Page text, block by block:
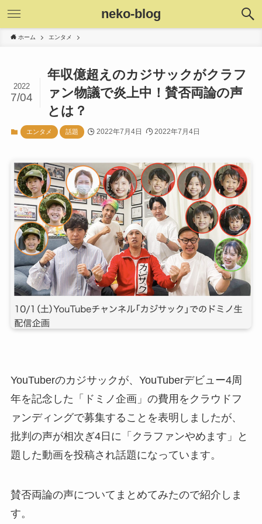
neko-blog
ホーム エンタメ
年収億超えのカジサックがクラフ
ァン物議で炎上中！賛否両論の声
とは？
2022
7/04
エンタメ 話題 2022年7月4日 2022年7月4日
YouTuberのカジサックが、YouTuberデビュー4周
年を記念した「ドミノ企画」の費用をクラウドフ
ァンディングで募集することを表明しましたが、
批判の声が相次ぎ4日に「クラファンやめます」と
題した動画を投稿され話題になっています。
賛否両論の声についてまとめてみたので紹介しま
す。